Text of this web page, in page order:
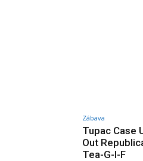
Zábava
Tupac Case
Out
Tea-G-I-F